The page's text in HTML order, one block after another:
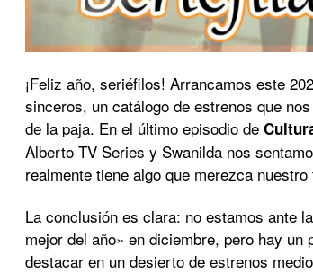
¡Feliz año, seriéfilos! Arrancamos este
sinceros, un catálogo de estrenos que
de la paja. En el último episodio de
Alberto TV Series y Swanilda nos
realmente tiene algo que merezca nuestro
La conclusión es clara: no estamos ante
mejor del año» en diciembre, pero hay un
destacar en un desierto de estrenos